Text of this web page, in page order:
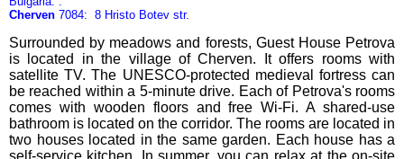
Cherven 7084: 8 Hristo Botev str.
Surrounded by meadows and forests, Guest House Petrova
is located in the village of Cherven. It offers rooms with
satellite TV. The UNESCO-protected medieval fortress can
be reached within a 5-minute drive. Each of Petrova's rooms
comes with wooden floors and free Wi-Fi. A shared-use
bathroom is located on the corridor. The rooms are located in
two houses located in the same garden. Each house has a
self-service kitchen. In summer, you can relax at the on-site